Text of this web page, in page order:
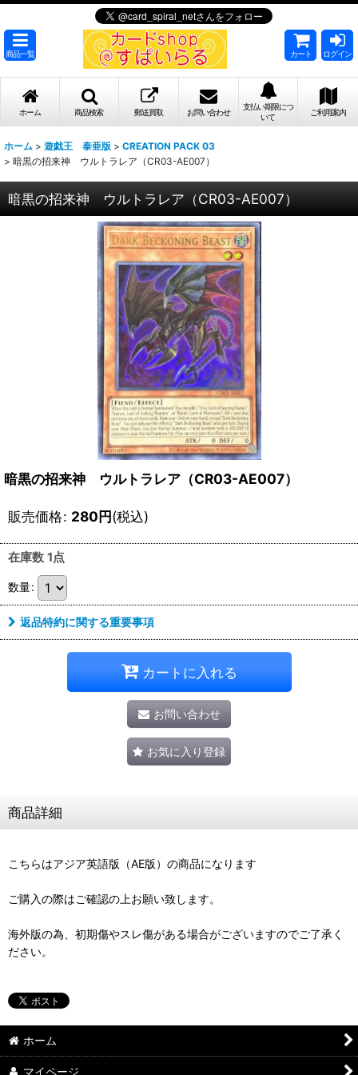
商品一覧 カート ログイン
ホーム 商品検索 郵送買取 お問い合わせ
支払い期限につ
いて
ご利用案内
ホーム > 遊戯王 泰亜版 > CREATION PACK 03
> 暗黒の招来神 ウルトラレア（CR03-AE007）
暗黒の招来神 ウルトラレア（CR03-AE007）
暗黒の招来神 ウルトラレア（CR03-AE007）
販売価格: 280円(税込)
在庫数 1点
数量:
返品特約に関する重要事項
カートに入れる
お問い合わせ
お気に入り登録
商品詳細
こちらはアジア英語版（AE版）の商品になります
ご購入の際はご確認の上お願い致します。
海外版の為、初期傷やスレ傷がある場合がございますのでご了承く
ださい。
ホーム
マイページ